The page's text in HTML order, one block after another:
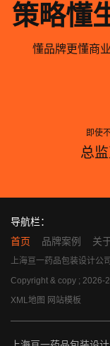
策略懂
懂品牌更懂商
即使
总
导航栏：
首页
品牌案例 关
上海亘一药品包装设计公
Copyright & copy ; 2026-
XML地图 网站模板